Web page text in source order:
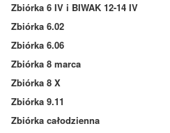
Zbiórka 6 IV i BIWAK 12-14 IV
Zbiórka 6.02
Zbiórka 6.06
Zbiórka 8 marca
Zbiórka 8 X
Zbiórka 9.11
Zbiórka całodzienna